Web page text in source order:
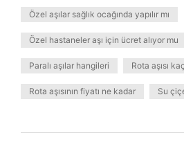
Özel aşılar sağlık ocağında yapılır mı
Özel hastaneler aşı için ücret alıyor mu
Paralı aşılar hangileri Rota aşısı
Rota aşısının fiyatı ne kadar Su